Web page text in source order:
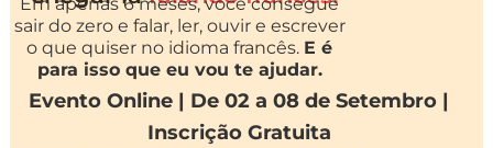
sair do zero e falar, ler, ouvir e escrever
o que quiser no idioma francês. E é
para isso que eu vou te ajudar.
Evento Online | De 02 a 08 de Setembro |
Inscrição Gratuita